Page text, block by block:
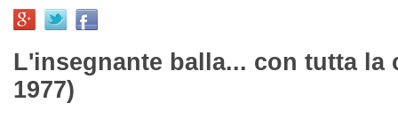
L'insegnante balla... con tutta la
1977)